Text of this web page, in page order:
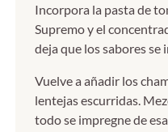
Incorpora la pasta de
Supremo y el
deja que los sabores
Vuelve a añadir los
lentejas escurridas.
todo se impregne de